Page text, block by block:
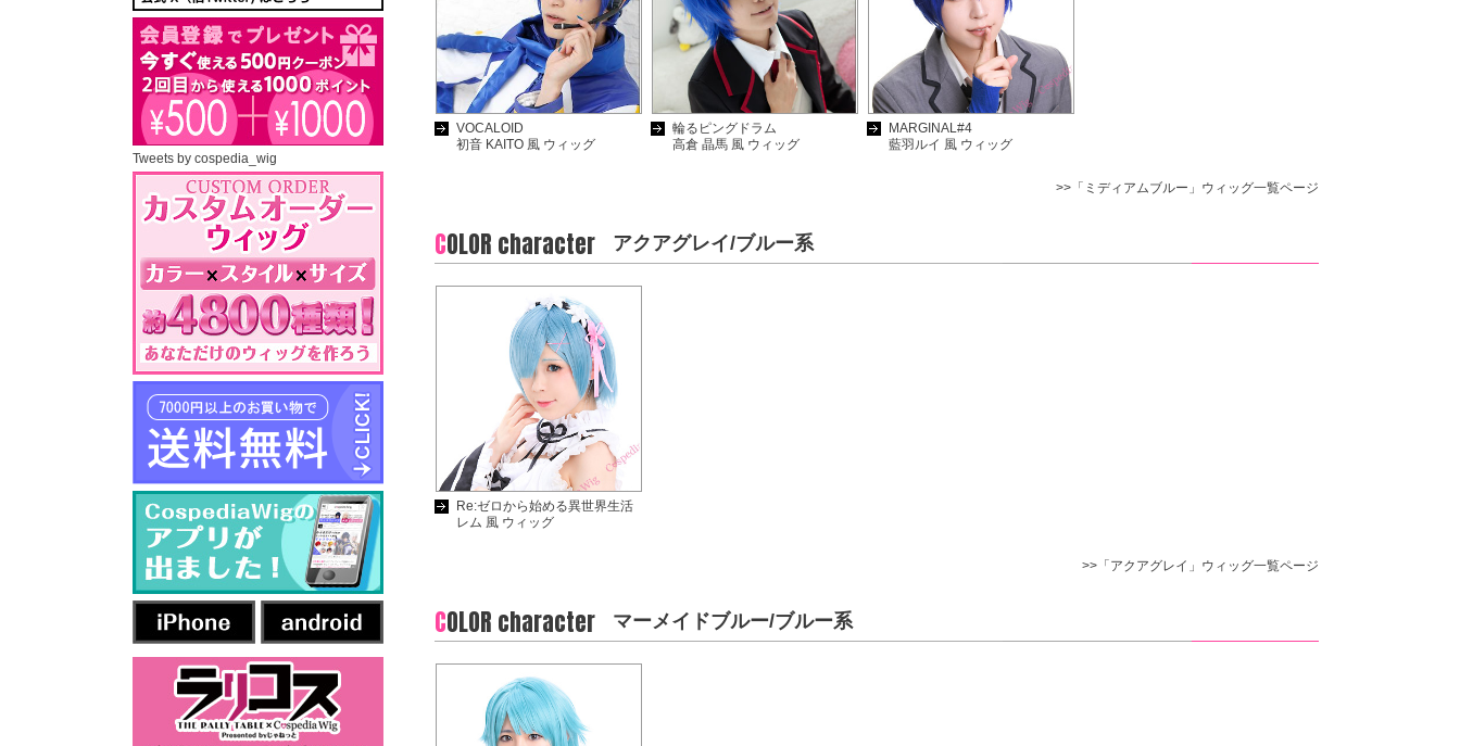
VOCALOID
初音 KAITO 風 ウィッグ
輪るピングドラム
高倉 晶馬 風 ウィッグ
MARGINAL#4
藍羽ルイ 風 ウィッグ
>>「ミディアムブルー」ウィッグ一覧ページ
COLOR character アクアグレイ/ブルー系
Re:ゼロから始める異世界生活
レム 風 ウィッグ
>>「アクアグレイ」ウィッグ一覧ページ
COLOR character マーメイドブルー/ブルー系
Tweets by cospedia_wig